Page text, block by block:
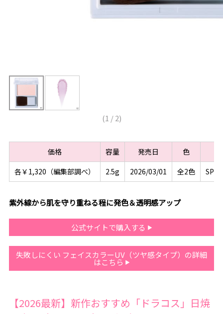
(1 /2)
価格 容量 発売日
色
各￥1,320（編集部調べ）
2.5g 2026/03/01 全2色
紫外線から肌を守り重ねる程に発色＆透明感アップ
公式サイトで購入する
失敗しにくい フェイスカラーUV（ツヤ感タイプ）の詳細
はこちら
【2026最新】新作おすすめ「ドラコス」日焼